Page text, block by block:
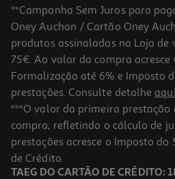
Whisky Johnnie Walker Velho Black
54.99 €/Lt
38,49 €
**Campanha Sem Juros para
Oney Auchan / Cartão Oney
produtos assinalados na Loja
75€. Ao valor da compra acresce
Formalização até 6% e Imposto
prestações. Consulte detalhe aqui
***O valor da primeira prestação
compra, refletindo o cálculo de
prestações acresce o Imposto
de Crédito.
TAEG DO CARTÃO DE CRÉDITO: